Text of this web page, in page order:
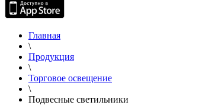
Главная
\
Продукция
\
Торговое освещение
\
Подвесные светильники